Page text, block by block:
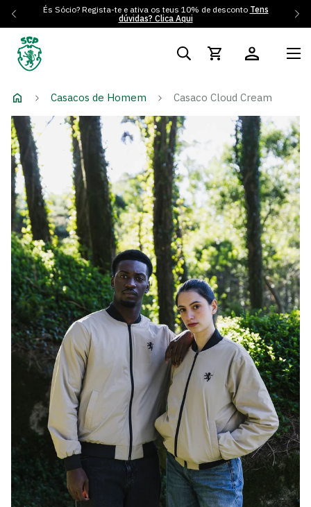
És Sócio? Regista-te e ativa os teus 10% de desconto Tens
dúvidas? Clica Aqui
Casacos de Homem Casaco Cloud Cream